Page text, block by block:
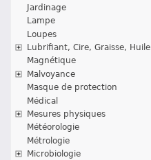
Jardinage
Lampe
Loupes
Lubrifiant, Cire, Graisse, Huile
Magnétique
Malvoyance
Masque de protection
Médical
Mesures physiques
Météorologie
Métrologie
Microbiologie